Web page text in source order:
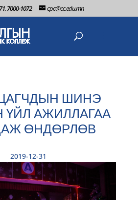
7000-1072 cpc@cc.edu.mn
ШИНЭ
АЖИЛЛАГАА
ӨНДӨРЛӨВ
2019-12-31